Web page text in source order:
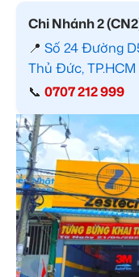
Chi Nhánh 2
📍 Số 24 Đường
Thủ Đức, TP.HCM
📞 0707 212 999